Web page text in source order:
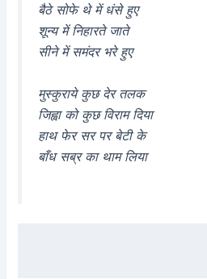
बैठे सोफे थे में धंसे हुए
शून्य में निहारते जाते
सीने में समंदर भरे हुए
मुस्कुराये कुछ देर तलक
जिह्वा को कुछ विराम दिया
हाथ फेर सर पर बेटी के
बाँध सब्र का थाम लिया